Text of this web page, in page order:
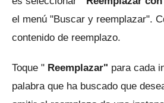
el menú "Buscar y reemplazar".
contenido de reemplazo.
Toque " Reemplazar" para cada
palabra que ha buscado que